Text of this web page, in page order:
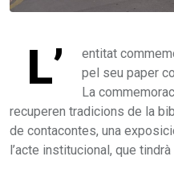
L’
entitat
pel seu paper
La
recuperen tradicions de la
de contacontes, una
l’acte institucional, que